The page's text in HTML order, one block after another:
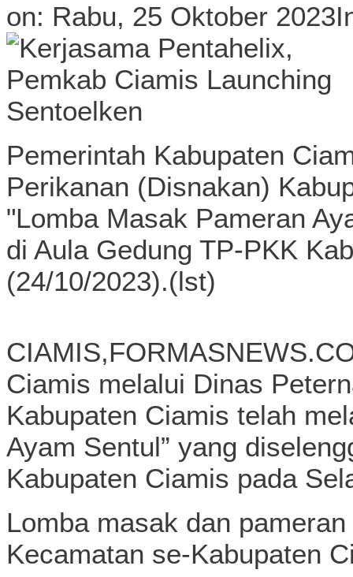
on: Rabu, 25 Oktober 2023
Pemerintah Kabupaten
Perikanan (Disnakan)
"Lomba Masak Pameran
di Aula Gedung TP-PKK
(24/10/2023).(lst)
Ciamis melalui Dinas
Kabupaten Ciamis telah
Ayam Sentul” yang
Kabupaten Ciamis pada
Lomba masak dan
Kecamatan se-Kabupaten